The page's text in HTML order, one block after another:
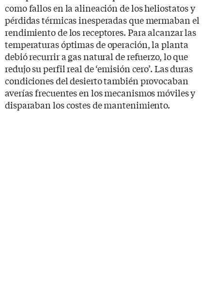
como fallos en la alineación de los heliostatos y
pérdidas térmicas inesperadas que mermaban el
rendimiento de los receptores. Para alcanzar las
temperaturas óptimas de operación, la planta
debió recurrir a gas natural de refuerzo, lo que
redujo su perfil real de ‘emisión cero’. Las duras
condiciones del desierto también provocaban
averías frecuentes en los mecanismos móviles y
disparaban los costes de mantenimiento.